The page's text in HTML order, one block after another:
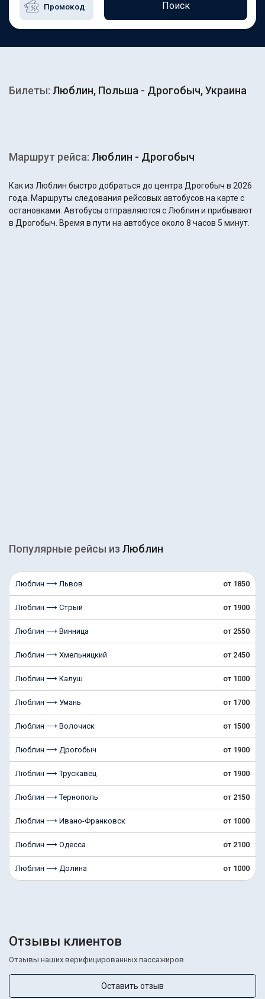
Поиск
Билеты: Люблин, Польша - Дрогобыч, Украина
Маршрут рейса: Люблин - Дрогобыч
Как из Люблин быстро добраться до центра Дрогобыч в 2026
года. Маршруты следования рейсовых автобусов на карте с
остановками. Автобусы отправляются с Люблин и прибывают
в Дрогобыч. Время в пути на автобусе около 8 часов 5 минут.
Популярные рейсы из Люблин
Люблин ⟶ Львов от 1850
Люблин ⟶ Стрый от 1900
Люблин ⟶ Винница от 2550
Люблин ⟶ Хмельницкий от 2450
Люблин ⟶ Калуш от 1000
Люблин ⟶ Умань от 1700
Люблин ⟶ Волочиск от 1500
Люблин ⟶ Дрогобыч от 1900
Люблин ⟶ Трускавец от 1900
Люблин ⟶ Тернополь от 2150
Люблин ⟶ Ивано-Франковск от 1000
Люблин ⟶ Одесса от 2100
Люблин ⟶ Долина от 1000
Отзывы клиентов
Отзывы наших верифицированных пассажиров
Оставить отзыв